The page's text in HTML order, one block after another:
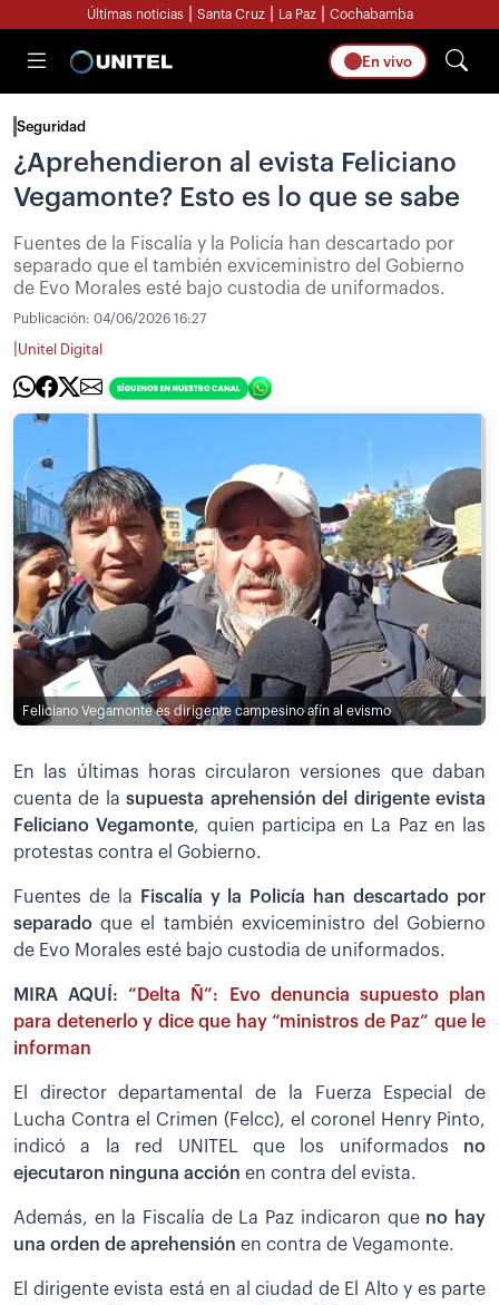
Últimas noticias Santa Cruz La Paz Cochabamba
En vivo
Seguridad
¿Aprehendieron al evista Feliciano
Vegamonte? Esto es lo que se sabe
Fuentes de la Fiscalía y la Policía han descartado por
separado que el también exviceministro del Gobierno
de Evo Morales esté bajo custodia de uniformados.
Publicación: 04/06/2026 16:27
Unitel Digital
Feliciano Vegamonte es dirigente campesino afín al evismo
En las últimas horas circularon versiones que daban
cuenta de lasupuesta aprehensión del dirigente evista
Feliciano Vegamonte, quien participa en La Paz en las
protestas contra el Gobierno.
Fuentes de la
Fiscalía y la Policía han descartado por
separadoque el también exviceministro del Gobierno
de Evo Morales esté bajo custodia de uniformados.
MIRA AQUÍ:“Delta Ñ”: Evo denuncia supuesto plan
para detenerlo y dice que hay “ministros de Paz” que le
informan
El director departamental de la Fuerza Especial de
Lucha Contra el Crimen (Felcc), el coronel Henry Pinto,
indicó a la red UNITEL que los uniformados no
ejecutaron ninguna acción en contra del evista.
Además, en la Fiscalía de La Paz indicaron que no hay
una orden de aprehensión en contra de Vegamonte.
El dirigente evista está en al ciudad de El Alto y es parte